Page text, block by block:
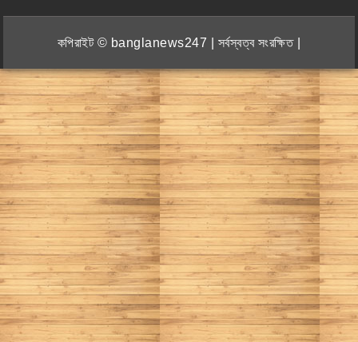
কপিরাইট © banglanews247 | সর্বস্বত্ব সংরক্ষিত |